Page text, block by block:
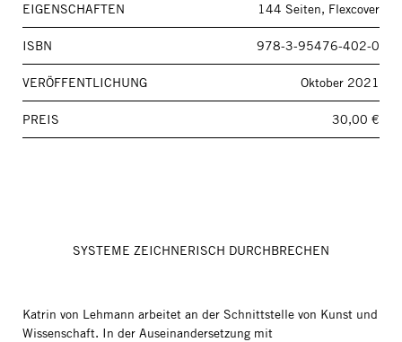
EIGENSCHAFTEN 144 Seiten, Flexcover
ISBN 978-3-95476-402-0
VERÖFFENTLICHUNG Oktober 2021
PREIS 30,00 €
SYSTEME ZEICHNERISCH DURCHBRECHEN
Katrin von Lehmann arbeitet an der Schnittstelle von Kunst und
Wissenschaft. In der Auseinandersetzung mit